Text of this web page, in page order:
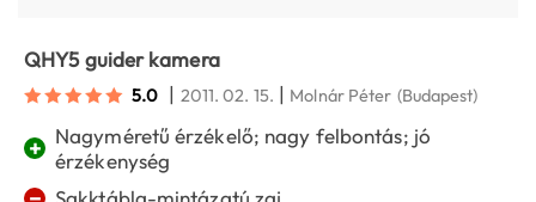
QHY5 guider kamera
5.0 | 2011. 02. 15. | Molnár Péter (Budapest)
+
Nagyméretű érzékelő; nagy felbontás; jó
érzékenység